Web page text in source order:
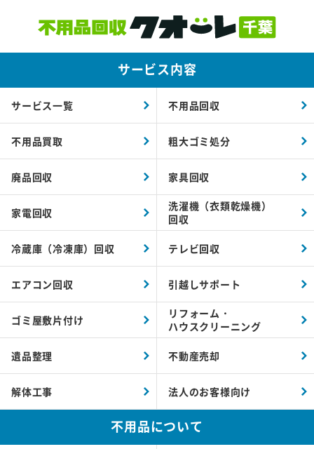
サービス内容
サービス一覧 不用品回収
不用品買取 粗大ゴミ処分
廃品回収 家具回収
家電回収
洗濯機（衣類乾燥機）
回収
冷蔵庫（冷凍庫）回収 テレビ回収
エアコン回収 引越しサポート
ゴミ屋敷片付け
リフォーム・
ハウスクリーニング
遺品整理 不動産売却
解体工事 法人のお客様向け
不用品について